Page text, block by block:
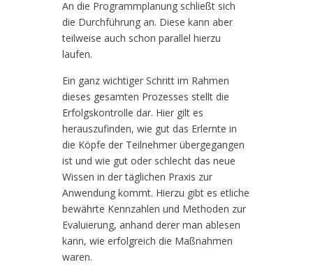
An die Programmplanung schließt sich
die Durchführung an. Diese kann aber
teilweise auch schon parallel hierzu
laufen.
Ein ganz wichtiger Schritt im Rahmen
dieses gesamten Prozesses stellt die
Erfolgskontrolle dar. Hier gilt es
herauszufinden, wie gut das Erlernte in
die Köpfe der Teilnehmer übergegangen
ist und wie gut oder schlecht das neue
Wissen in der täglichen Praxis zur
Anwendung kommt. Hierzu gibt es etliche
bewährte Kennzahlen und Methoden zur
Evaluierung, anhand derer man ablesen
kann, wie erfolgreich die Maßnahmen
waren.